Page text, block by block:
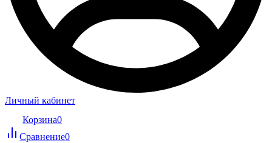
Личный кабинет
Корзина0
Сравнение0